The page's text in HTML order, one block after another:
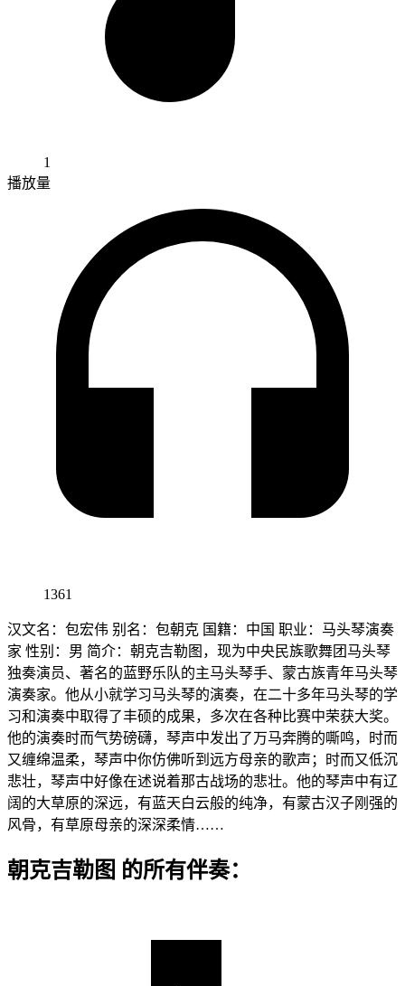
1
播放量
1361
汉文名：包宏伟 别名：包朝克 国籍：中国 职业：马头琴演奏
家 性别：男 简介：朝克吉勒图，现为中央民族歌舞团马头琴
独奏演员、著名的蓝野乐队的主马头琴手、蒙古族青年马头琴
演奏家。他从小就学习马头琴的演奏，在二十多年马头琴的学
习和演奏中取得了丰硕的成果，多次在各种比赛中荣获大奖。
他的演奏时而气势磅礴，琴声中发出了万马奔腾的嘶鸣，时而
又缠绵温柔，琴声中你仿佛听到远方母亲的歌声；时而又低沉
悲壮，琴声中好像在述说着那古战场的悲壮。他的琴声中有辽
阔的大草原的深远，有蓝天白云般的纯净，有蒙古汉子刚强的
风骨，有草原母亲的深深柔情……
朝克吉勒图 的所有伴奏：